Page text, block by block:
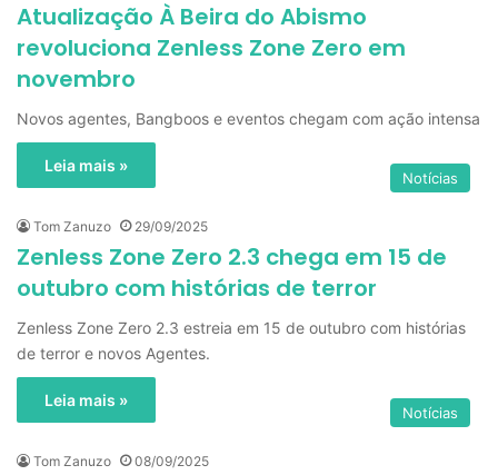
Atualização À Beira do Abismo
revoluciona Zenless Zone Zero em
novembro
Novos agentes, Bangboos e eventos chegam com ação intensa
Leia mais »
Notícias
Tom Zanuzo 29/09/2025
Zenless Zone Zero 2.3 chega em 15 de
outubro com histórias de terror
Zenless Zone Zero 2.3 estreia em 15 de outubro com histórias
de terror e novos Agentes.
Leia mais »
Notícias
Tom Zanuzo 08/09/2025